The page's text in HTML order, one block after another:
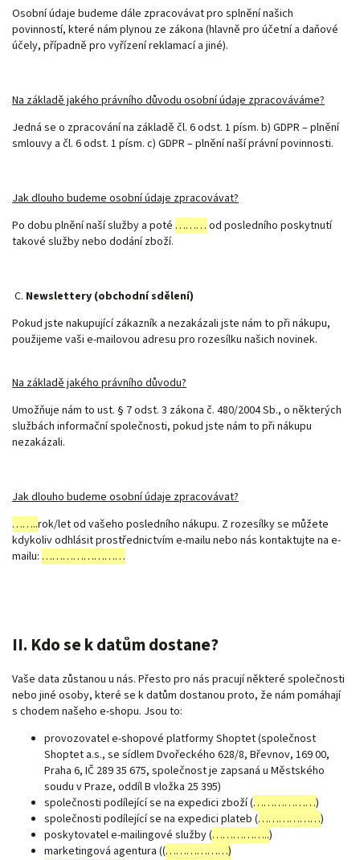
Osobní údaje budeme dále zpracovávat pro splnění našich
povinností, které nám plynou ze zákona (hlavně pro účetní a daňové
účely, případně pro vyřízení reklamací a jiné).
Na základě jakého právního důvodu osobní údaje zpracováváme?
Jedná se o zpracování na základě čl. 6 odst. 1 písm. b) GDPR – plnění
smlouvy a čl. 6 odst. 1 písm. c) GDPR – plnění naší právní povinnosti.
Jak dlouho budeme osobní údaje zpracovávat?
Po dobu plnění naší služby a poté ……… od posledního poskytnutí
takové služby nebo dodání zboží.
C. Newslettery (obchodní sdělení)
Pokud jste nakupující zákazník a nezakázali jste nám to při nákupu,
použijeme vaši e-mailovou adresu pro rozesílku našich novinek.
Na základě jakého právního důvodu?
Umožňuje nám to ust. § 7 odst. 3 zákona č. 480/2004 Sb., o některých
službách informační společnosti, pokud jste nám to při nákupu
nezakázali.
Jak dlouho budeme osobní údaje zpracovávat?
……..rok/let od vašeho posledního nákupu. Z rozesílky se můžete
kdykoliv odhlásit prostřednictvím e-mailu nebo nás kontaktujte na e-
mailu: ……………………
II. Kdo se k datům dostane?
Vaše data zůstanou u nás. Přesto pro nás pracují některé společnosti
nebo jiné osoby, které se k datům dostanou proto, že nám pomáhají
s chodem našeho e-shopu. Jsou to:
provozovatel e-shopové platformy Shoptet (společnost
Shoptet a.s., se sídlem Dvořeckého 628/8, Břevnov, 169 00,
Praha 6, IČ 289 35 675, společnost je zapsaná u Městského
soudu v Praze, oddíl B vložka 25 395)
společnosti podílející se na expedici zboží (………………)
společnosti podílející se na expedici plateb (………………)
poskytovatel e-mailingové služby (……………..)
marketingová agentura ((………………)